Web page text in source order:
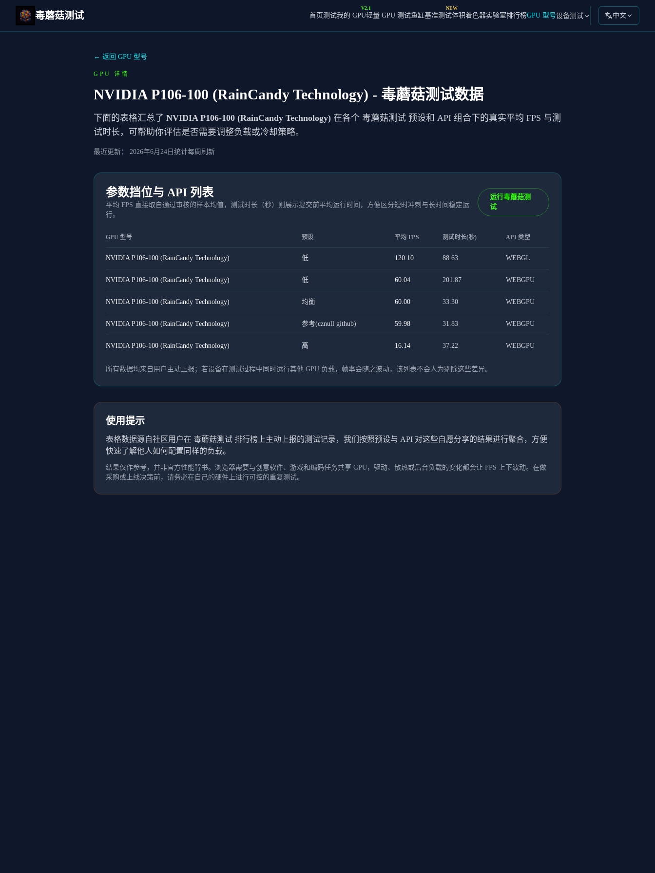
毒蘑菇测试 首页测试我的 GPU
V2.1
轻量 GPU 测试鱼缸基准测试
NEW
体积着色器实验室排行榜GPU 型号设备测试 中文
← 返回 GPU 型号
GPU 详情
NVIDIA P106-100 (RainCandy Technology) - 毒蘑菇测试数据
下面的表格汇总了 NVIDIA P106-100 (RainCandy Technology) 在各个 毒蘑菇测试 预设和 API 组合下的真实平均 FPS 与测
试时长，可帮助你评估是否需要调整负载或冷却策略。
最近更新： 2026年6月24日 统计每周刷新
参数挡位与 API 列表
平均 FPS 直接取自通过审核的样本均值，测试时长（秒）则展示提交前平均运行时间，方便区分短时冲刺与长时间稳定运
行。
运行毒蘑菇测
试
GPU 型号 预设 平均 FPS 测试时长(秒) API 类型
NVIDIA P106-100 (RainCandy Technology) 低 120.10 88.63 WEBGL
NVIDIA P106-100 (RainCandy Technology) 低 60.04 201.87 WEBGPU
NVIDIA P106-100 (RainCandy Technology) 均衡 60.00 33.30 WEBGPU
NVIDIA P106-100 (RainCandy Technology) 参考(cznull github) 59.98 31.83 WEBGPU
NVIDIA P106-100 (RainCandy Technology) 高 16.14 37.22 WEBGPU
所有数据均来自用户主动上报；若设备在测试过程中同时运行其他 GPU 负载，帧率会随之波动，该列表不会人为剔除这些差异。
使用提示
表格数据源自社区用户在 毒蘑菇测试 排行榜上主动上报的测试记录，我们按照预设与 API 对这些自愿分享的结果进行聚合，方便
快速了解他人如何配置同样的负载。
结果仅作参考，并非官方性能背书。浏览器需要与创意软件、游戏和编码任务共享 GPU，驱动、散热或后台负载的变化都会让 FPS 上下波动。在做
采购或上线决策前，请务必在自己的硬件上进行可控的重复测试。